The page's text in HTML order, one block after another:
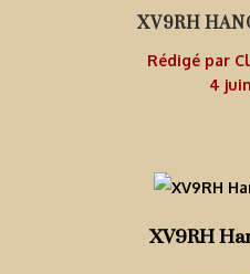
XV9RH
Rédigé par
4
XV9RH